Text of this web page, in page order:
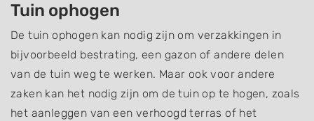
Tuin ophogen
De tuin ophogen kan nodig zijn om verzakkingen in
bijvoorbeeld bestrating, een gazon of andere delen
van de tuin weg te werken. Maar ook voor andere
zaken kan het nodig zijn om de tuin op te hogen, zoals
het aanleggen van een verhoogd terras of het